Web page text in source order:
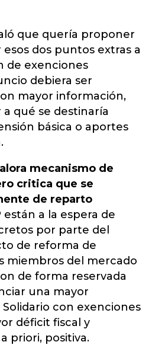
que quería proponer
dos puntos extras a
de exenciones
debiera ser
mayor información,
qué se destinaría
básica o aportes
mecanismo de
critica que se
de reparto
están a la espera de
por parte del
de reforma de
miembros del mercado
de forma reservada
una mayor
con exenciones
déficit fiscal y
priori, positiva.